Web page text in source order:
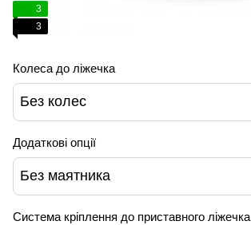
3
3
Колеса до ліжечка
Без колес
Додаткові опції
Без маятника
Система кріплення до приставного ліжечка